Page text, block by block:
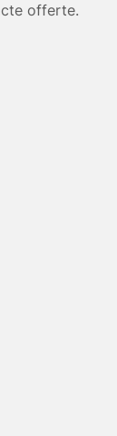
offerte.